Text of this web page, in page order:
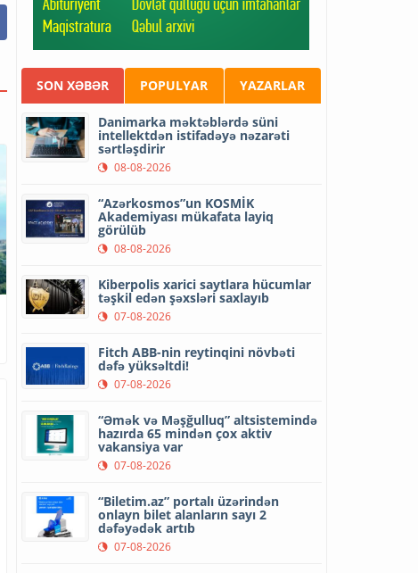
SON XƏBƏR POPULYAR YAZARLAR
Danimarka məktəblərdə süni
intellektdən istifadəyə nəzarəti
sərtləşdirir
08-08-2026
“Azərkosmos”un KOSMİK
Akademiyası mükafata layiq
görülüb
08-08-2026
Kiberpolis xarici saytlara hücumlar
təşkil edən şəxsləri saxlayıb
07-08-2026
Fitch ABB-nin reytinqini növbəti
dəfə yüksəltdi!
07-08-2026
“Əmək və Məşğulluq” altsistemində
hazırda 65 mindən çox aktiv
vakansiya var
07-08-2026
“Biletim.az” portalı üzərindən
onlayn bilet alanların sayı 2
dəfəyədək artıb
07-08-2026